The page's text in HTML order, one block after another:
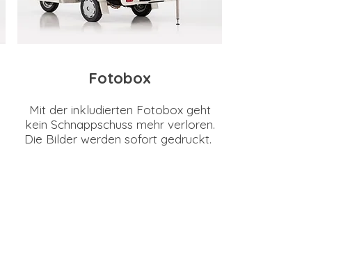
Fotobox
Mit der inkludierten Fotobox geht
kein Schnappschuss mehr verloren.
Die Bilder werden sofort gedruckt.